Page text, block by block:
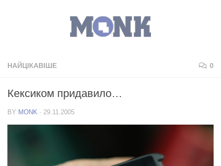
НАЙЦІКАВІШЕ 0
Кексиком придавило…
BY MONK · 29.11.2005